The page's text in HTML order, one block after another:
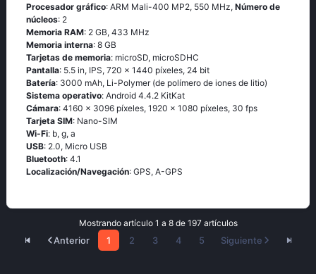
Procesador gráfico: ARM Mali-400 MP2, 550 MHz, Número de
núcleos: 2
Memoria RAM: 2 GB, 433 MHz
Memoria interna: 8 GB
Tarjetas de memoria: microSD, microSDHC
Pantalla: 5.5 in, IPS, 720 x 1440 píxeles, 24 bit
Batería: 3000 mAh, Li-Polymer (de polímero de iones de litio)
Sistema operativo: Аndrоid 4.4.2 ΚitΚаt
Cámara: 4160 x 3096 píxeles, 1920 x 1080 píxeles, 30 fps
Tarjeta SIM: Nano-SIM
Wi-Fi: b, g, а
USB: 2.0, Micro USB
Bluetooth: 4.1
Localización/Navegación: GРS, А-GРS
Mostrando artículo 1 a 8 de 197 artículos
Anterior
1 2 3 4 5 Siguiente